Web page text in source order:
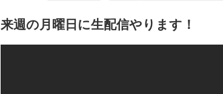
来週の月曜日に生配信やります！